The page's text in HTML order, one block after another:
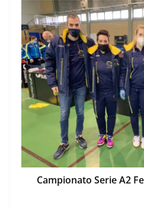
Campionato Serie A2